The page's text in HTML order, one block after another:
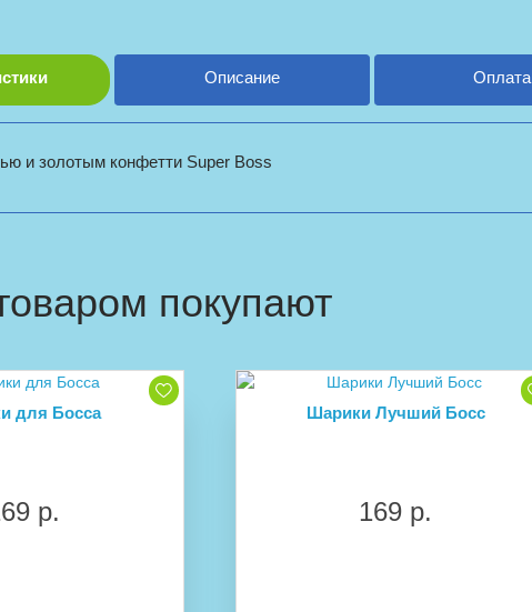
Описание Оплата
и золотым конфетти Super Boss
покупают
для Босса
р.
Шарики Лучший Босс
169 р.